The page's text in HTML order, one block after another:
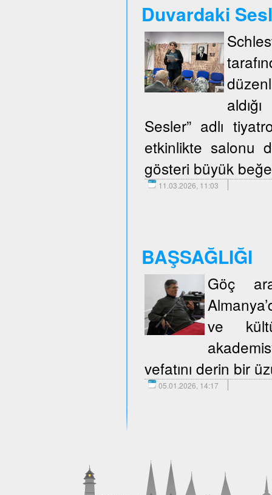
Duvardaki
Sesler” adlı
etkinlikte salonu
gösteri büyük
11.03.2026, 11:03
BAŞSAĞLIĞI
Göç
ve
vefatını derin bir
05.01.2026, 14:17